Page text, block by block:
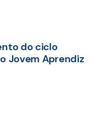
do ciclo
Jovem Aprendiz